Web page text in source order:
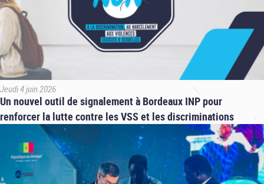
Jeudi 4 juin 2026
Un nouvel outil de signalement à Bordeaux INP pour
renforcer la lutte contre les VSS et les discriminations